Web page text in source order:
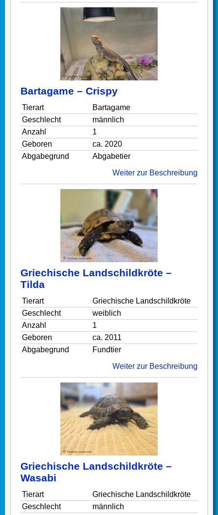
Bartagame – Crispy
Tierart
Bartagame
Geschlecht
männlich
Anzahl
1
Geboren
ca. 2020
Abgabegrund
Abgabetier
Weiter zur Beschreibung
Griechische Landschildkröte –
Tilda
Tierart
Griechische Landschildkröte
Geschlecht
weiblich
Anzahl
1
Geboren
ca. 2011
Abgabegrund
Fundtier
Weiter zur Beschreibung
Griechische Landschildkröte –
Wasabi
Tierart
Griechische Landschildkröte
Geschlecht
männlich